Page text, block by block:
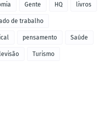
Gente HQ livros
de trabalho
pensamento Saúde
Turismo